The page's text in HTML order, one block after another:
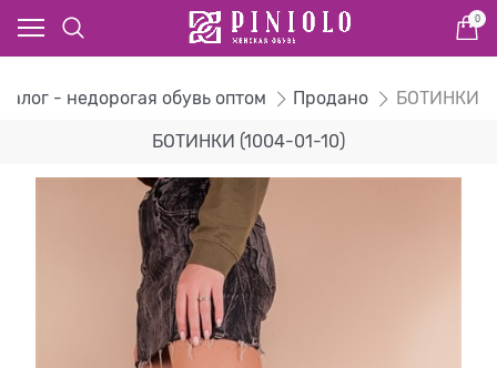
0
- недорогая обувь оптом Продано БОТИНКИ
БОТИНКИ (1004-01-10)